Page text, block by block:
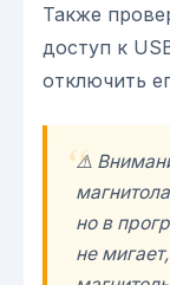
Также
доступ к
отключить
⚠️
но в
не